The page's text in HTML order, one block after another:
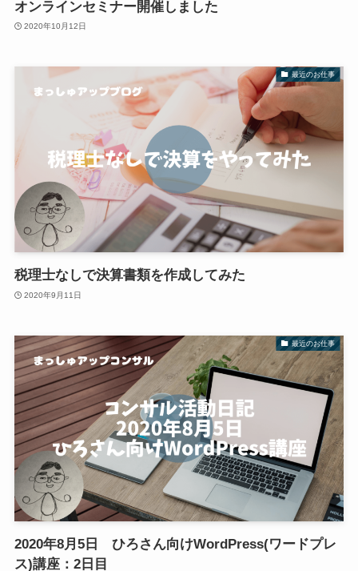
オンラインセミナー開催しました
2020年10月12日
最近のお仕事
税理士なしで決算書類を作成してみた
2020年9月11日
最近のお仕事
2020年8月5日 ひろさん向けWordPress(ワードプレ
ス)講座：2日目